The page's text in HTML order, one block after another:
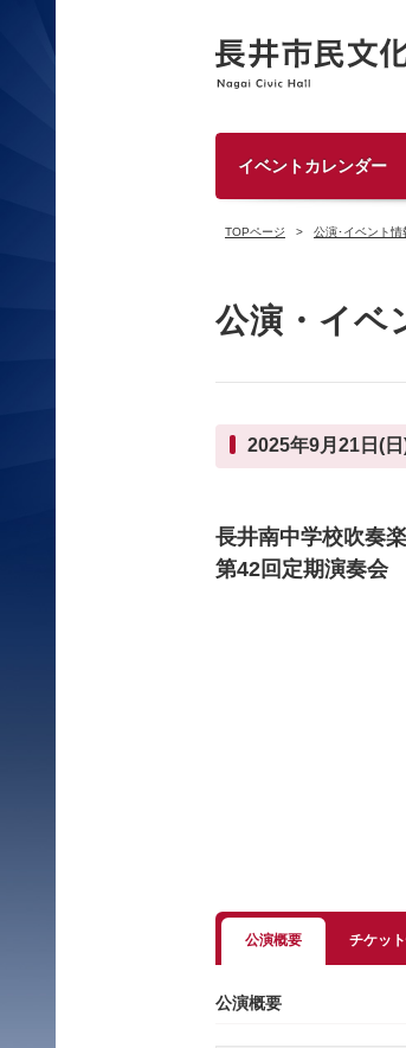
イベントカレンダー
TOPページ 公演･イベント情
公演・イベ
2025年9月21日(
長井南中学校吹奏
第42回定期演奏会
公演概要 チケッ
公演概要